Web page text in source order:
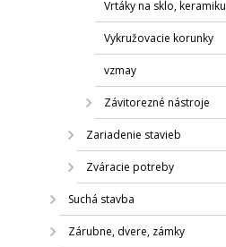
Vrtáky na sklo, keramiku
Vykružovacie korunky
vzmay
Závitorezné nástroje
Zariadenie stavieb
Zváracie potreby
Suchá stavba
Zárubne, dvere, zámky